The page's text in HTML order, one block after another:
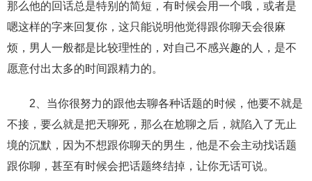
经营婚姻 婚姻修复 孕早期 感情挽回
产后恢复 月子 婴儿辅食
产妇食谱 同性恋
其他
那么他的回话总是特别的简短，有时候会用一个哦，或者是
嗯这样的字来回复你，这只能说明他觉得跟你聊天会很麻
烦，男人一般都是比较理性的，对自己不感兴趣的人，是不
愿意付出太多的时间跟精力的。
2、当你很努力的跟他去聊各种话题的时候，他要不就是
不接，要么就是把天聊死，那么在尬聊之后，就陷入了无止
境的沉默，因为不想跟你聊天的男生，他是不会主动找话题
跟你聊，甚至有时候会把话题终结掉，让你无话可说。